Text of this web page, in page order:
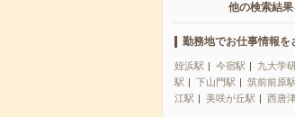
他の検索結
勤務地でお仕事情報を
姪浜駅 今宿駅 九大学
駅
下山門駅 筑前前原駅
江駅
美咲が丘駅 西唐